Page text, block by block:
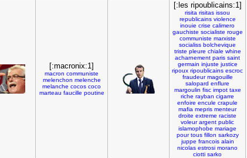
[:macronix:1]
macron communiste
melenchon melenche
melanche cocos coco
marteau faucille poutine
[:les ripoublicains:1]
risita risitas issou
republicains violence
inouie crise calimero
gauchiste socialiste rouge
communiste marxiste
socialiss bolchevique
triste pleure chiale whine
acharnement paris saint
germain injuste justice
ripoux ripoublicains escroc
fraudeur magouille
salopard enflure
margoulin fisc impot taxe
riche rayban cigarre
enfoire encule crapule
mafia mepris menteur
droite extreme raciste
voleur argent public
islamophobe mariage
pour tous fillon sarkozy
juppe francois alain
nicolas estrosi morano
ciotti sarko